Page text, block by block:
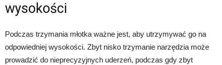
wysokości
Podczas trzymania młotka ważne jest, aby utrzymywać go na
odpowiedniej wysokości. Zbyt nisko trzymanie narzędzia może
prowadzić do nieprecyzyjnych uderzeń, podczas gdy zbyt